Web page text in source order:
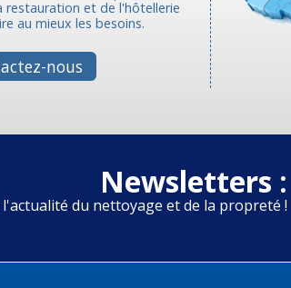
restauration et de l'hôtellerie
au mieux les besoins.
nous
Newsletters :
du nettoyage et de la propreté !